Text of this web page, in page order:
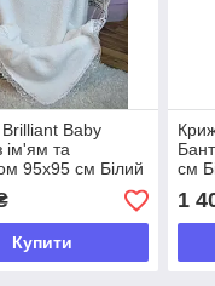
Baby
ім'ям та
95х95 см Білий
Купити
см
1